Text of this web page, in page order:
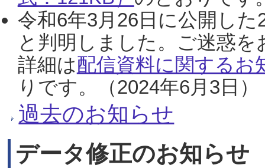
令和6年3月26日に公開し
と判明しました。ご迷惑
詳細は配信資料に関するお
りです。（2024年6月3日）
過去のお知らせ
データ修正のお知らせ